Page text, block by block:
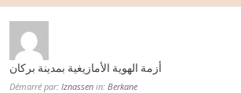
أزمة الهوية الأمازيغية بمدينة بركان
Démarré par: Iznassen in: Berkane